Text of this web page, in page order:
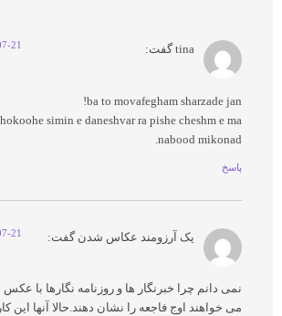
tina گفت: 2007-
ba to movafegham sharzade jan!
simin e daneshvar ra pishe cheshm e ma
nabood mikonad.
پاسخ
یک آرزومند عکاس شدن گفت: 2007-
نمی دانم چرا خبرنگار ها و روزنامه نگارها با
می خواهند اوج فاجعه را نشان دهند.حالا آنها این